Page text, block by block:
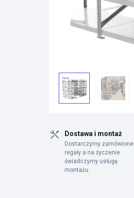
Dostawa i montaż
Dostarczymy zamówione
regały a na życzenie
świadczymy usługę
montażu.